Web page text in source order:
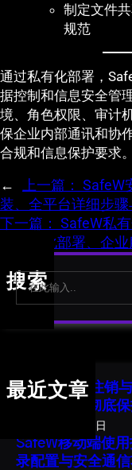
制定文件
规范
通过私有化部署，
据控制和信息安全管
境、角色权限、审计
保企业内部通讯和协
合规和信息保护要求。
← 上一篇： SafeW
装、全平台详细步
下一篇： SafeW私
么私有化部署、企
搜索
S
最近文章
SafeW 账号注销
安全退出并彻底
2026年8月1日
SafeW移动端使
录配置与安全通